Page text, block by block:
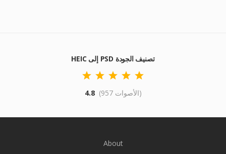
HEIC إلى PSD تصنيف الجودة
4.8 (957 الأصوات)
About